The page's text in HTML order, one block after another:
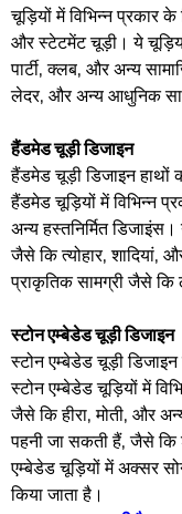
चूड़ियों में विभिन्न प्रकार
और स्टेटमेंट चूड़ी। ये
पार्टी, क्लब, और अन्य
लेदर, और अन्य आधुनिक
हैंडमेड चूड़ी डिजाइन
हैंडमेड चूड़ी डिजाइन
हैंडमेड चूड़ियों में विभिन्न
अन्य हस्तनिर्मित
जैसे कि त्योहार,
प्राकृतिक सामग्री जैसे कि
स्टोन एम्बेडेड चूड़ी डिजाइन
स्टोन एम्बेडेड चूड़ी
स्टोन एम्बेडेड चूड़ियों में
जैसे कि हीरा, मोती, और
पहनी जा सकती हैं, जैसे कि
एम्बेडेड चूड़ियों में अक्सर
किया जाता है।